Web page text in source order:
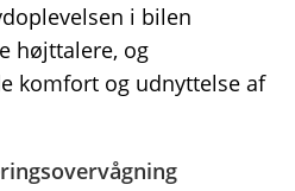
i bilen
højttalere, og
komfort og udnyttelse af